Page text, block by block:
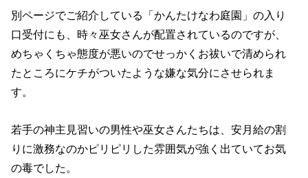
別ページでご紹介している「かんたけなわ庭園」の入り
口受付にも、時々巫女さんが配置されているのですが、
めちゃくちゃ態度が悪いのでせっかくお祓いで清められ
たところにケチがついたような嫌な気分にさせられま
す。
若手の神主見習いの男性や巫女さんたちは、安月給の割
りに激務なのかピリピリした雰囲気が強く出ていてお気
の毒でした。